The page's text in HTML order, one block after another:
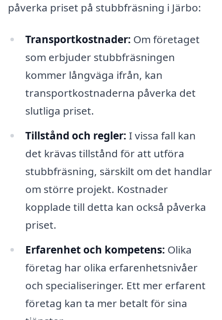
påverka priset på stubbfräsning i Järbo:
Transportkostnader: Om företaget
som erbjuder stubbfräsningen
kommer långväga ifrån, kan
transportkostnaderna påverka det
slutliga priset.
Tillstånd och regler: I vissa fall kan
det krävas tillstånd för att utföra
stubbfräsning, särskilt om det handlar
om större projekt. Kostnader
kopplade till detta kan också påverka
priset.
Erfarenhet och kompetens: Olika
företag har olika erfarenhetsnivåer
och specialiseringer. Ett mer erfarent
företag kan ta mer betalt för sina